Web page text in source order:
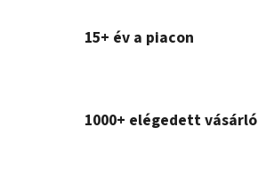
15+ év a piacon
1000+ elégedett vásárló